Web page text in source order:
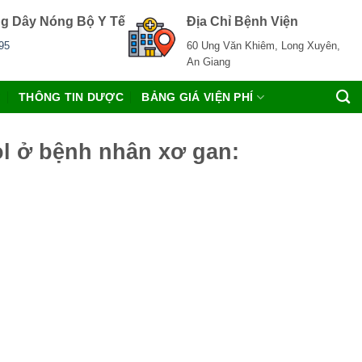
Dây Nóng Bộ Y Tế Địa Chỉ Bệnh Viện
60 Ung Văn Khiêm, Long Xuyên,
An Giang
THÔNG TIN DƯỢC BẢNG GIÁ VIỆN PHÍ
ở bệnh nhân xơ gan: